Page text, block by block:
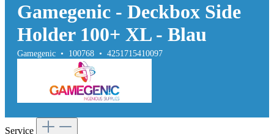
Gamegenic - Deckbox Side
Holder 100+ XL - Blau
Gamegenic • 100768 • 4251715410097
Service